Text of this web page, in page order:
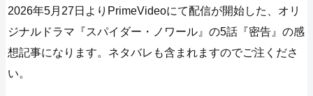
2026年5月27日よりPrimeVideoにて配信が開始した、オリ
ジナルドラマ『スパイダー・ノワール』の5話『密告』の感
想記事になります。ネタバレも含まれますのでご注くださ
い。